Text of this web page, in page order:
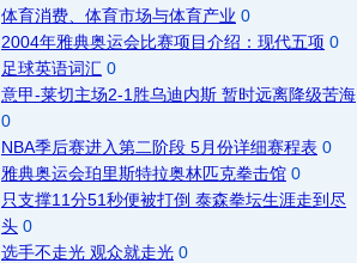
体育消费、体育市场与体育产业 0
2004年雅典奥运会比赛项目介绍：现代五项 0
足球英语词汇 0
意甲-莱切主场2-1胜乌迪内斯 暂时远离降级苦海
0
NBA季后赛进入第二阶段 5月份详细赛程表 0
雅典奥运会珀里斯特拉奥林匹克拳击馆 0
只支撑11分51秒便被打倒 泰森拳坛生涯走到尽
头 0
选手不走光 观众就走光 0